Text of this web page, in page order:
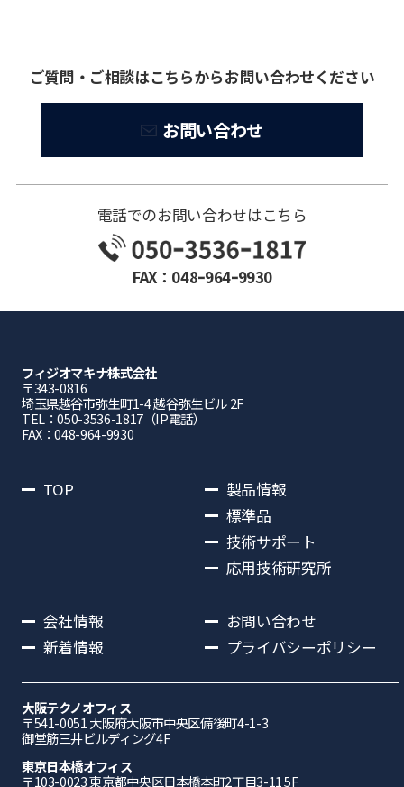
ご質問・ご相談はこちらからお問い合わせください
お問い合わせ
電話でのお問い合わせはこちら
FAX：048ｰ964ｰ9930
フィジオマキナ株式会社
〒343-0816
埼⽟県越⾕市弥⽣町1-4 越⾕弥⽣ビル 2F
TEL：050-3536-1817（IP電話）
FAX：048-964-9930
TOP
製品情報
標準品
技術サポート
応用技術研究所
会社情報
新着情報
お問い合わせ
プライバシーポリシー
大阪テクノオフィス
〒541-0051 ⼤阪府⼤阪市中央区備後町4-1-3
御堂筋三井ビルディング4F
東京日本橋オフィス
〒103-0023 東京都中央区日本橋本町2丁目3-11 5F